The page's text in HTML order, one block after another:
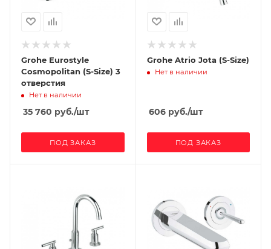
Grohe Eurostyle
Cosmopolitan (S-Size) 3
отверстия
Нет в наличии
35 760 руб./шт
ПОД ЗАКАЗ
Grohe Atrio Jota (S-Size)
Нет в наличии
606руб./шт
ПОД ЗАКАЗ